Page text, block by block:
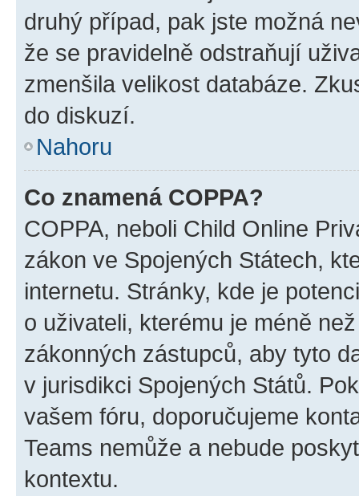
druhý případ, pak jste možná
že se pravidelně odstraňují
zmenšila velikost databáze.
do diskuzí.
Nahoru
Co znamená COPPA?
COPPA, neboli Child Online
zákon ve Spojených Státech,
internetu. Stránky, kde je
o uživateli, kterému je méně
zákonných zástupců, aby tyto
v jurisdikci Spojených Států.
vašem fóru, doporučujeme
Teams nemůže a nebude
kontextu.